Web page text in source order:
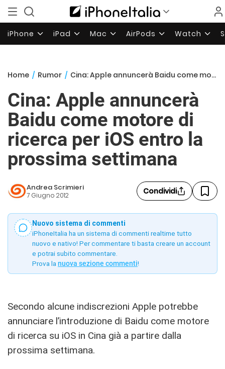
iPhone iPad Mac AirPods Watch
Home / Rumor / Cina: Apple annuncerà Baidu come motore di ricerca per iOS entro la prossima settimana
Cina: Apple annuncerà
Baidu come motore di
ricerca per iOS entro la
prossima settimana
Andrea Scrimieri
7 Giugno 2012 Condividi
Nuovo sistema di commenti
iPhoneItalia ha un sistema di commenti realtime tutto
nuovo e nativo! Per commentare ti basta creare un account
e potrai subito commentare.
Prova la nuova sezione commenti!
Secondo alcune indiscrezioni Apple potrebbe
annunciare l’introduzione di Baidu come motore
di ricerca su iOS in Cina già a partire dalla
prossima settimana.